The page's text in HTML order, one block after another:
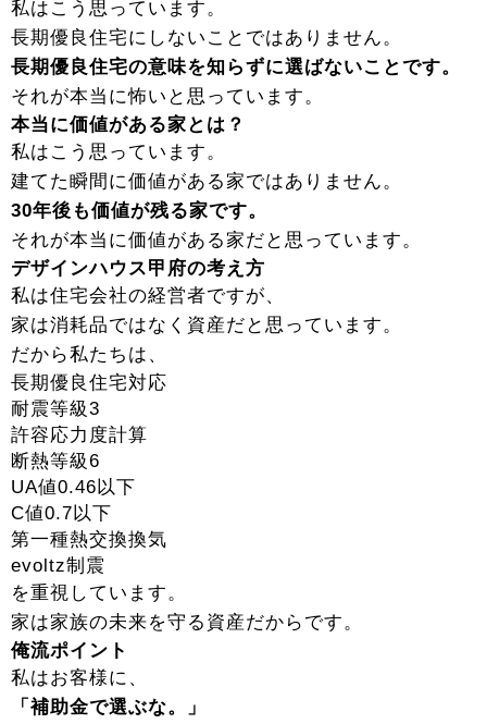
私はこう思っています。
長期優良住宅にしないことではありません。
長期優良住宅の意味を知らずに選ばないことです。
それが本当に怖いと思っています。
本当に価値がある家とは？
私はこう思っています。
建てた瞬間に価値がある家ではありません。
30年後も価値が残る家です。
それが本当に価値がある家だと思っています。
デザインハウス甲府の考え方
私は住宅会社の経営者ですが、
家は消耗品ではなく資産だと思っています。
だから私たちは、
長期優良住宅対応
耐震等級3
許容応力度計算
断熱等級6
UA値0.46以下
C値0.7以下
第一種熱交換換気
evoltz制震
を重視しています。
家は家族の未来を守る資産だからです。
俺流ポイント
私はお客様に、
「補助金で選ぶな。」